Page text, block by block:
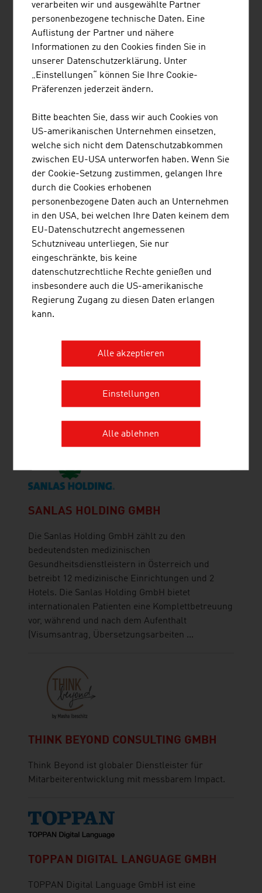
FRIEDRICH SCHWANK
Die Rechtsanwaltskanzlei Dr. F. Schwank vertritt
vornehmlich bekannte multinationale Konzerne
und Institutionen mit Niederlassungen in
Österreich, Mittel- und Osteuropa sowie in
Drittländern. Dr. F. Schwank bietet seinen
Internationales Recht sowie in Finanz- und ...
RUTTENSTEINER CONSULTING
DIETMAR ERWIN RUTTENSTEINER
Ruttensteiner Consulting ist eine Business
Consulting Agentur, die 1993 gegründet wurde.
Ruttensteiner hilft und unterstützt seine Kunden
bei Firmengründung in Österreich und aus aller
Welt.
Ruttensteiner Consulting - Market Entry Austria
SANLAS HOLDING GMBH
Die Sanlas Holding GmbH zählt zu den
bedeutendsten medizinischen
Gesundheitsdienstleistern in Österreich und
betreibt 12 medizinische Einrichtungen und 2
Hotels. Die Sanlas Holding GmbH bietet
internationalen Patienten eine Komplettbetreuung
vor, während und nach dem Aufenthalt
(Visumsantrag, Übersetzungsarbeiten ...
THINK BEYOND CONSULTING GMBH
Think Beyond ist globaler Dienstleister für
Mitarbeiterentwicklung mit messbarem Impact.
TOPPAN DIGITAL LANGUAGE GMBH
TOPPAN Digital Language GmbH ist eine
verarbeiten wir und ausgewählte Partner
personenbezogene technische Daten. Eine
Auflistung der Partner und nähere
Informationen zu den Cookies finden Sie in
unserer Datenschutzerklärung. Unter
„Einstellungen“ können Sie Ihre Cookie-
Präferenzen jederzeit ändern.
Bitte beachten Sie, dass wir auch Cookies von
US-amerikanischen Unternehmen einsetzen,
welche sich nicht dem Datenschutzabkommen
zwischen EU-USA unterworfen haben. Wenn Sie
der Cookie-Setzung zustimmen, gelangen Ihre
durch die Cookies erhobenen
personenbezogene Daten auch an Unternehmen
in den USA, bei welchen Ihre Daten keinem dem
EU-Datenschutzrecht angemessenen
Schutzniveau unterliegen, Sie nur
eingeschränkte, bis keine
datenschutzrechtliche Rechte genießen und
insbesondere auch die US-amerikanische
Regierung Zugang zu diesen Daten erlangen
kann.
Alle akzeptieren
Einstellungen
Alle ablehnen